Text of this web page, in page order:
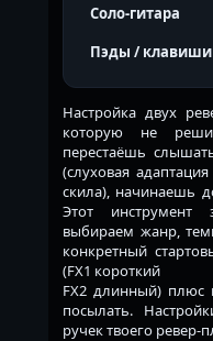
Соло-гитара
Пэды / клавиши
Настройка двух
которую не
перестаёшь
(слуховая
скила), начинаешь
Этот инструмент
выбираем жанр,
конкретный
(FX1 короткий
FX2 длинный) плюс
посылать.
ручек твоего ревер-